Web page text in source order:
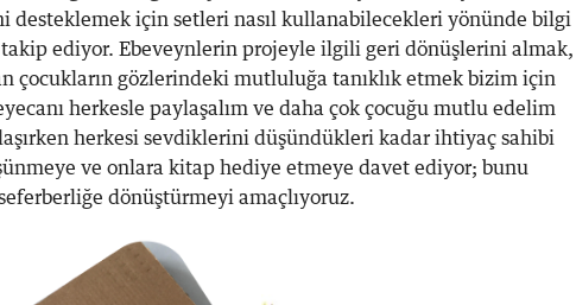
desteklemek için setleri nasıl kullanabilecekleri yönünde bilgi
takip ediyor. Ebeveynlerin projeyle ilgili geri dönüşlerini almak,
çocukların gözlerindeki mutluluğa tanıklık etmek bizim için
herkesle paylaşalım ve daha çok çocuğu mutlu edelim
herkesi sevdiklerini düşündükleri kadar ihtiyaç sahibi
ve onlara kitap hediye etmeye davet ediyor; bunu
dönüştürmeyi amaçlıyoruz.